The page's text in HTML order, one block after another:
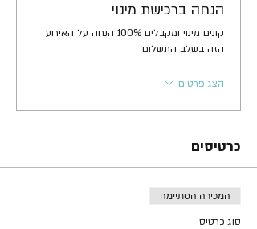
הנחה ברכישת מינוי
קונים מינוי ומקבלים 100% הנחה על האירוע
הזה בשלב התשלום
הצג פרטים
כרטיסים
המכירה הסתיימה
סוג כרטיס